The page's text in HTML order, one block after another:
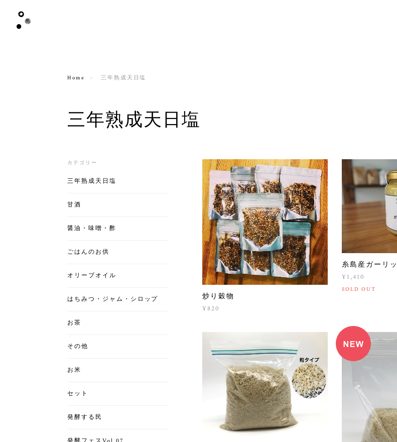
Home 三年熟成天日塩
三年熟成天日塩
炒り穀物
¥820
糸島産ガーリ
¥1,410
SOLD OUT
カテゴリー
三年熟成天日塩
甘酒
醤油・味噌・酢
ごはんのお供
オリーブオイル
はちみつ・ジャム・シロップ
お茶
その他
お米
セット
発酵する民